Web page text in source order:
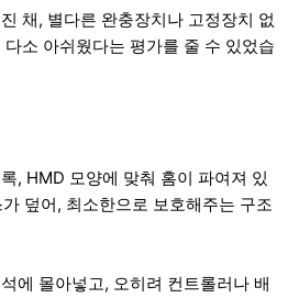
채, 별다른 완충장치나 고정장치 없
소 아쉬웠다는 평가를 줄 수 있었습
, HMD 모양에 맞춰 홈이 파여져 있
덮어, 최소한으로 보호해주는 구조
에 몰아넣고, 오히려 컨트롤러나 배